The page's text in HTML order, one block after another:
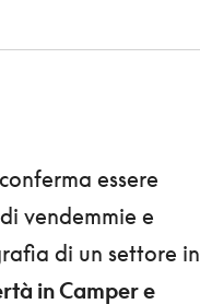
essere
vendemmie e
di un settore in
in Camper e